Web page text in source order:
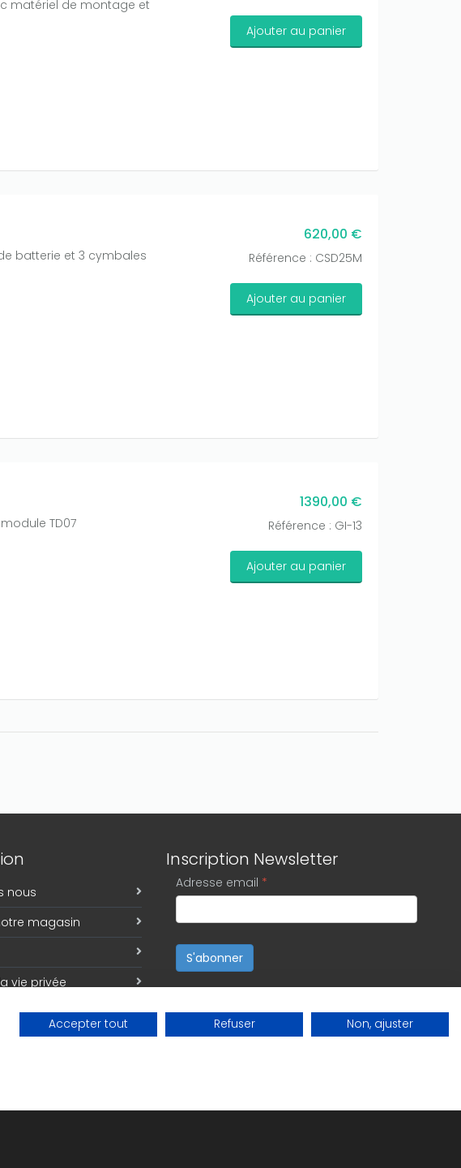
matériel de montage et
Ajouter au panier
batterie et 3 cymbales
620,00 €
Référence : CSD25M
Ajouter au panier
TD07
1390,00 €
Référence : GI-13
Ajouter au panier
nous
magasin
vie privée
de vente
Inscription Newsletter
Adresse email *
S'abonner
Accepter tout Refuser Non, ajuster